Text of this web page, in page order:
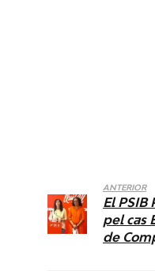
ANTERIOR
El PSIB
pel cas
de